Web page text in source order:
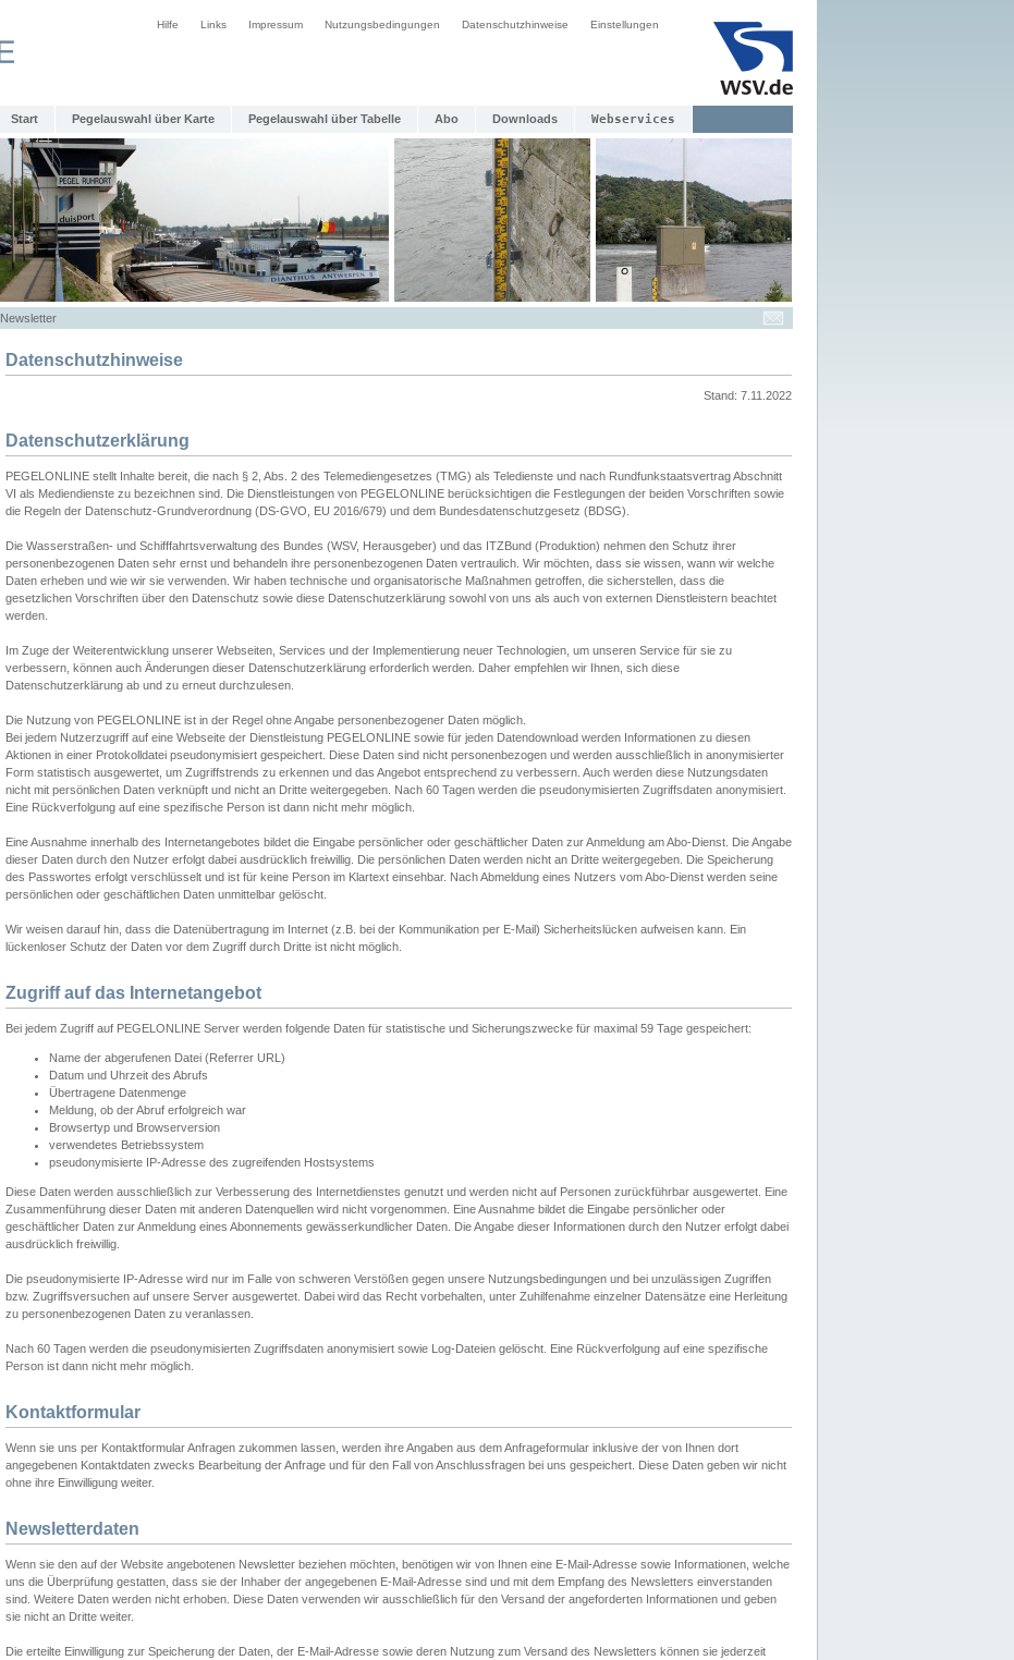
Hilfe Links Impressum Nutzungsbedingungen Datenschutzhinweise Einstellungen
Start Pegelauswahl über Karte Pegelauswahl über Tabelle Abo Downloads Webservices
Newsletter
Datenschutzhinweise
Stand: 7.11.2022
Datenschutzerklärung
PEGELONLINE stellt Inhalte bereit, die nach § 2, Abs. 2 des Telemediengesetzes (TMG) als Teledienste und nach Rundfunkstaatsvertrag Abschnitt
VI als Mediendienste zu bezeichnen sind. Die Dienstleistungen von PEGELONLINE berücksichtigen die Festlegungen der beiden Vorschriften sowie
die Regeln der Datenschutz-Grundverordnung (DS-GVO, EU 2016/679) und dem Bundesdatenschutzgesetz (BDSG).
Die Wasserstraßen- und Schifffahrtsverwaltung des Bundes (WSV, Herausgeber) und das ITZBund (Produktion) nehmen den Schutz ihrer
personenbezogenen Daten sehr ernst und behandeln ihre personenbezogenen Daten vertraulich. Wir möchten, dass sie wissen, wann wir welche
Daten erheben und wie wir sie verwenden. Wir haben technische und organisatorische Maßnahmen getroffen, die sicherstellen, dass die
gesetzlichen Vorschriften über den Datenschutz sowie diese Datenschutzerklärung sowohl von uns als auch von externen Dienstleistern beachtet
werden.
Im Zuge der Weiterentwicklung unserer Webseiten, Services und der Implementierung neuer Technologien, um unseren Service für sie zu
verbessern, können auch Änderungen dieser Datenschutzerklärung erforderlich werden. Daher empfehlen wir Ihnen, sich diese
Datenschutzerklärung ab und zu erneut durchzulesen.
Die Nutzung von PEGELONLINE ist in der Regel ohne Angabe personenbezogener Daten möglich.
Bei jedem Nutzerzugriff auf eine Webseite der Dienstleistung PEGELONLINE sowie für jeden Datendownload werden Informationen zu diesen
Aktionen in einer Protokolldatei pseudonymisiert gespeichert. Diese Daten sind nicht personenbezogen und werden ausschließlich in anonymisierter
Form statistisch ausgewertet, um Zugriffstrends zu erkennen und das Angebot entsprechend zu verbessern. Auch werden diese Nutzungsdaten
nicht mit persönlichen Daten verknüpft und nicht an Dritte weitergegeben. Nach 60 Tagen werden die pseudonymisierten Zugriffsdaten anonymisiert.
Eine Rückverfolgung auf eine spezifische Person ist dann nicht mehr möglich.
Eine Ausnahme innerhalb des Internetangebotes bildet die Eingabe persönlicher oder geschäftlicher Daten zur Anmeldung am Abo-Dienst. Die Angabe
dieser Daten durch den Nutzer erfolgt dabei ausdrücklich freiwillig. Die persönlichen Daten werden nicht an Dritte weitergegeben. Die Speicherung
des Passwortes erfolgt verschlüsselt und ist für keine Person im Klartext einsehbar. Nach Abmeldung eines Nutzers vom Abo-Dienst werden seine
persönlichen oder geschäftlichen Daten unmittelbar gelöscht.
Wir weisen darauf hin, dass die Datenübertragung im Internet (z.B. bei der Kommunikation per E-Mail) Sicherheitslücken aufweisen kann. Ein
lückenloser Schutz der Daten vor dem Zugriff durch Dritte ist nicht möglich.
Zugriff auf das Internetangebot
Bei jedem Zugriff auf PEGELONLINE Server werden folgende Daten für statistische und Sicherungszwecke für maximal 59 Tage gespeichert:
Name der abgerufenen Datei (Referrer URL)
Datum und Uhrzeit des Abrufs
Übertragene Datenmenge
Meldung, ob der Abruf erfolgreich war
Browsertyp und Browserversion
verwendetes Betriebssystem
pseudonymisierte IP-Adresse des zugreifenden Hostsystems
Diese Daten werden ausschließlich zur Verbesserung des Internetdienstes genutzt und werden nicht auf Personen zurückführbar ausgewertet. Eine
Zusammenführung dieser Daten mit anderen Datenquellen wird nicht vorgenommen. Eine Ausnahme bildet die Eingabe persönlicher oder
geschäftlicher Daten zur Anmeldung eines Abonnements gewässerkundlicher Daten. Die Angabe dieser Informationen durch den Nutzer erfolgt dabei
ausdrücklich freiwillig.
Die pseudonymisierte IP-Adresse wird nur im Falle von schweren Verstößen gegen unsere Nutzungsbedingungen und bei unzulässigen Zugriffen
bzw. Zugriffsversuchen auf unsere Server ausgewertet. Dabei wird das Recht vorbehalten, unter Zuhilfenahme einzelner Datensätze eine Herleitung
zu personenbezogenen Daten zu veranlassen.
Nach 60 Tagen werden die pseudonymisierten Zugriffsdaten anonymisiert sowie Log-Dateien gelöscht. Eine Rückverfolgung auf eine spezifische
Person ist dann nicht mehr möglich.
Kontaktformular
Wenn sie uns per Kontaktformular Anfragen zukommen lassen, werden ihre Angaben aus dem Anfrageformular inklusive der von Ihnen dort
angegebenen Kontaktdaten zwecks Bearbeitung der Anfrage und für den Fall von Anschlussfragen bei uns gespeichert. Diese Daten geben wir nicht
ohne ihre Einwilligung weiter.
Newsletterdaten
Wenn sie den auf der Website angebotenen Newsletter beziehen möchten, benötigen wir von Ihnen eine E-Mail-Adresse sowie Informationen, welche
uns die Überprüfung gestatten, dass sie der Inhaber der angegebenen E-Mail-Adresse sind und mit dem Empfang des Newsletters einverstanden
sind. Weitere Daten werden nicht erhoben. Diese Daten verwenden wir ausschließlich für den Versand der angeforderten Informationen und geben
sie nicht an Dritte weiter.
Die erteilte Einwilligung zur Speicherung der Daten, der E-Mail-Adresse sowie deren Nutzung zum Versand des Newsletters können sie jederzeit